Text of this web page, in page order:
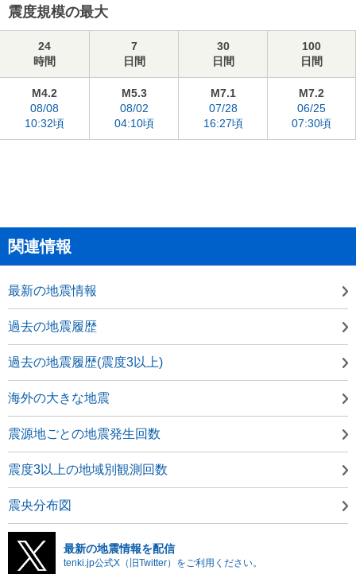
震度規模の最大
24
時間
7
日間
30
日間
100
日間
M4.2
08/08
10:32頃
M5.3
08/02
04:10頃
M7.1
07/28
16:27頃
M7.2
06/25
07:30頃
関連情報
最新の地震情報
過去の地震履歴
過去の地震履歴(震度3以上)
海外の大きな地震
震源地ごとの地震発生回数
震度3以上の地域別観測回数
震央分布図
最新の地震情報を配信
tenki.jp公式X（旧Twitter）をご利用ください。